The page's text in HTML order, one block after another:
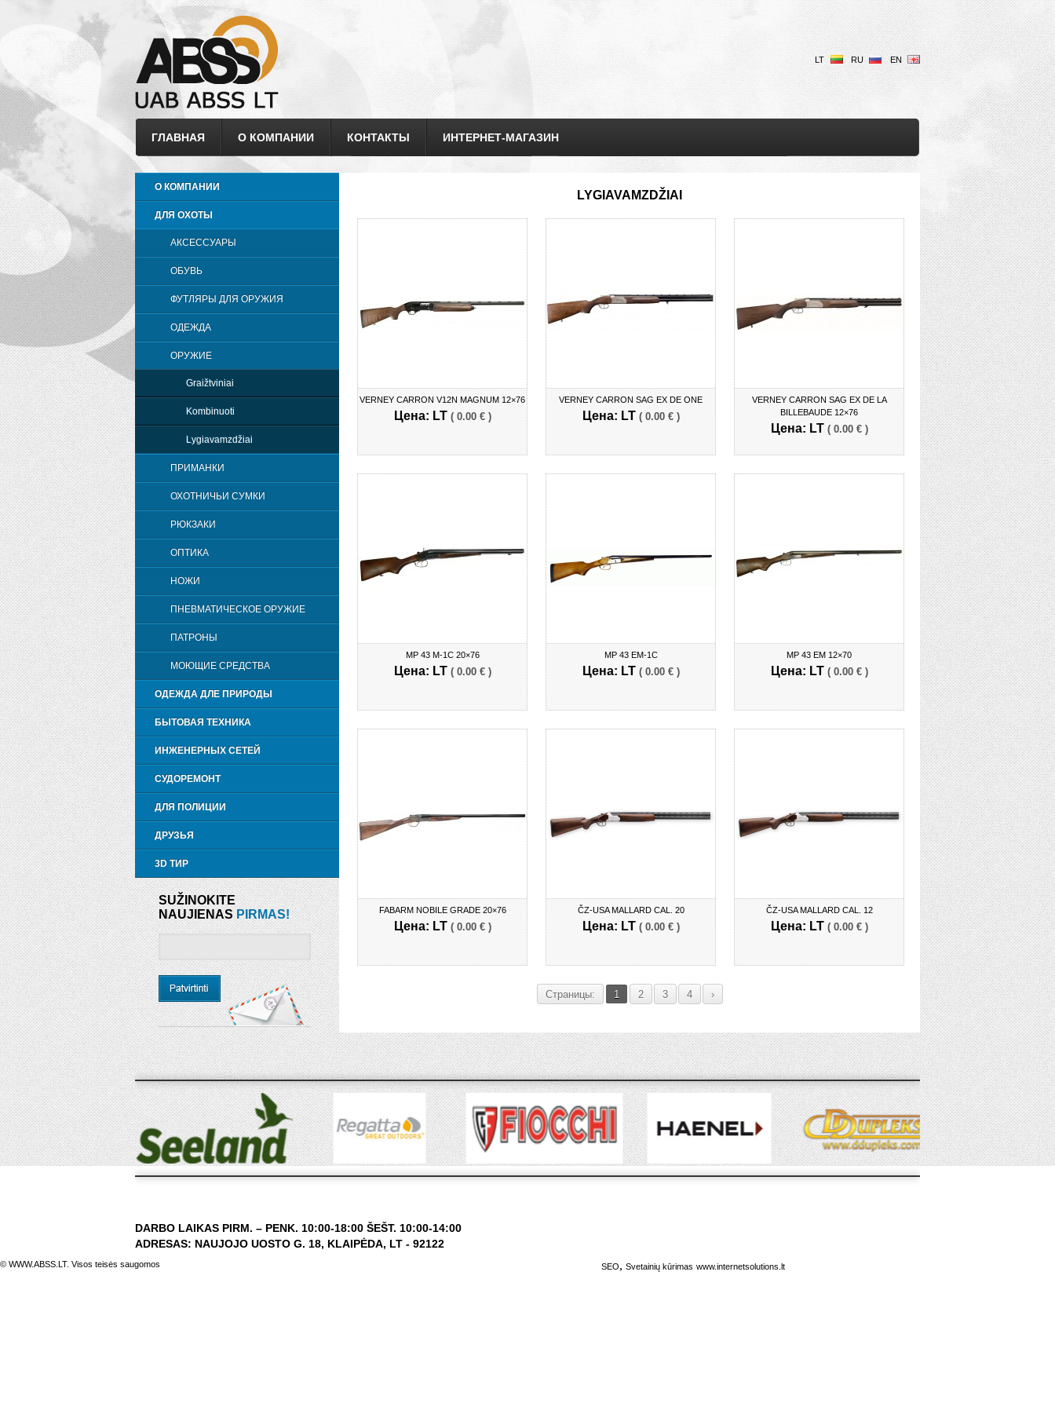
LT RU EN
ГЛАВНАЯ О КОМПАНИИ КОНТАКТЫ ИНТЕРНЕТ-МАГАЗИН
О КОМПАНИИ
ДЛЯ ОХОТЫ
АКСЕССУАРЫ
ОБУВЬ
ФУТЛЯРЫ ДЛЯ ОРУЖИЯ
ОДЕЖДА
ОРУЖИЕ
Graižtviniai
Kombinuoti
Lygiavamzdžiai
ПРИМАНКИ
ОХОТНИЧЬИ СУМКИ
РЮКЗАКИ
OПТИКА
НОЖИ
ПНЕВМАТИЧЕСКОЕ ОРУЖИЕ
ПАТРОНЫ
МОЮЩИЕ СРЕДСТВА
ОДЕЖДА ДЛЕ ПРИРОДЫ
БЫТОВАЯ ТЕХНИКА
ИНЖЕНЕРНЫХ СЕТЕЙ
СУДОРЕМОНТ
ДЛЯ ПОЛИЦИИ
ДРУЗЬЯ
3D ТИР
SUŽINOKITE
NAUJIENASPIRMAS!
LYGIAVAMZDŽIAI
VERNEY CARRON V12N MAGNUM 12×76
Цена: LT ( 0.00 € )
VERNEY CARRON SAG EX DE ONE
Цена: LT ( 0.00 € )
VERNEY CARRON SAG EX DE LA
BILLEBAUDE 12×76
Цена: LT ( 0.00 € )
MP 43 M-1C 20×76
Цена: LT ( 0.00 € )
MP 43 EM-1C
Цена: LT ( 0.00 € )
MP 43 EM 12×70
Цена: LT ( 0.00 € )
FABARM NOBILE GRADE 20×76
Цена: LT ( 0.00 € )
ČZ-USA MALLARD CAL. 20
Цена: LT ( 0.00 € )
ČZ-USA MALLARD CAL. 12
Цена: LT ( 0.00 € )
Страницы: 1 2 3 4 ›
DARBO LAIKAS PIRM. – PENK. 10:00-18:00 ŠEŠT. 10:00-14:00
ADRESAS: NAUJOJO UOSTO G. 18, KLAIPĖDA, LT - 92122
© WWW.ABSS.LT. Visos teisės saugomos SEO, Svetainių kūrimas www.internetsolutions.lt